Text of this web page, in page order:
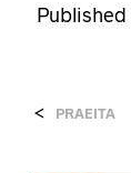
Published
< PRAEITA